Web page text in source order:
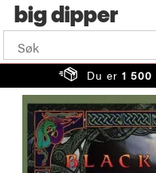
big
Du er 1 500